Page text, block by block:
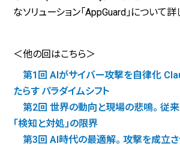
なソリューション「AppGuard」について詳
＜他の回はこちら＞
第1回 AIがサイバー攻撃を自律化
たらす パラダイムシフト
第2回 世界の動向と現場の悲鳴。 従来
「検知と対処」の限界
第3回 AI時代の最適解。 攻撃を成立さ